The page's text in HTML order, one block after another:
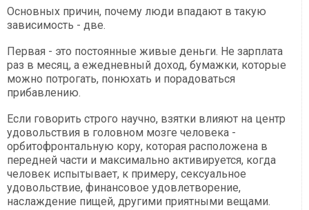
Основных причин, почему люди впадают в такую
зависимость - две.
Первая - это постоянные живые деньги. Не зарплата
раз в месяц, а ежедневный доход, бумажки, которые
можно потрогать, понюхать и порадоваться
прибавлению.
Если говорить строго научно, взятки влияют на центр
удовольствия в головном мозге человека -
орбитофронтальную кору, которая расположена в
передней части и максимально активируется, когда
человек испытывает, к примеру, сексуальное
удовольствие, финансовое удовлетворение,
наслаждение пищей, другими приятными вещами.